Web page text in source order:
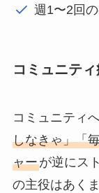
週1〜2回
コミュニテ
コミュニティ
しなきゃ」「
ャーが逆にス
の主役はあく